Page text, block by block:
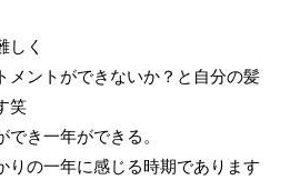
しく
メントができないか？と自分の髪
笑
き一年ができる。
りの一年に感じる時期であります